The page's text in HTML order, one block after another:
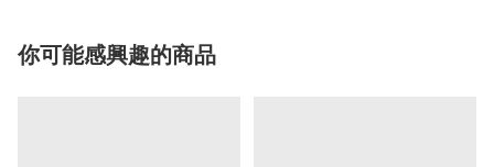
你可能感興趣的商品